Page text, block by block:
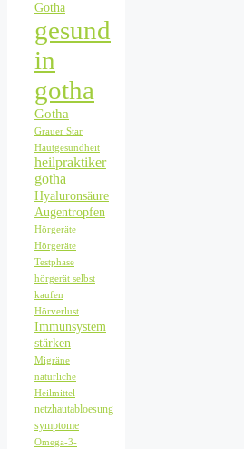
Gotha
gesund
in
gotha
Gotha
Grauer Star
Hautgesundheit
heilpraktiker
gotha
Hyaluronsäure
Augentropfen
Hörgeräte
Hörgeräte
Testphase
hörgerät selbst
kaufen
Hörverlust
Immunsystem
stärken
Migräne
natürliche
Heilmittel
netzhautabloesung
symptome
Omega-3-